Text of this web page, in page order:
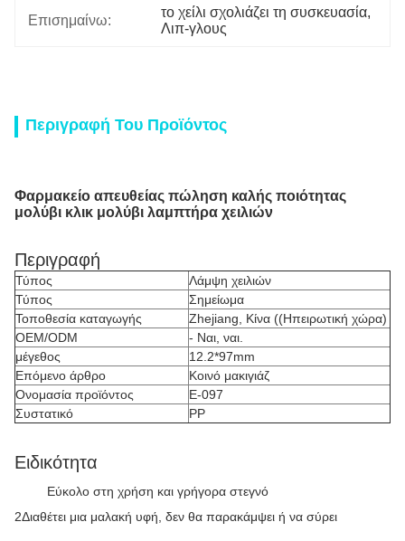
Επισημαίνω:
το χείλι σχολιάζει τη συσκευασία,
Λιπ-γλους
Περιγραφή Του Προϊόντος
Φαρμακείο απευθείας πώληση καλής ποιότητας
μολύβι κλικ μολύβι λαμπτήρα χειλιών
Περιγραφή
Τύπος
Λάμψη χειλιών
Τύπος
Σημείωμα
Τοποθεσία καταγωγής
Zhejiang, Κίνα ((Ηπειρωτική χώρα)
OEM/ODM
- Ναι, ναι.
μέγεθος
12.2*97mm
Επόμενο άρθρο
Κοινό μακιγιάζ
Ονομασία προϊόντος
Ε-097
Συστατικό
PP
Ειδικότητα
Εύκολο στη χρήση και γρήγορα στεγνό
2Διαθέτει μια μαλακή υφή, δεν θα παρακάμψει ή να σύρει